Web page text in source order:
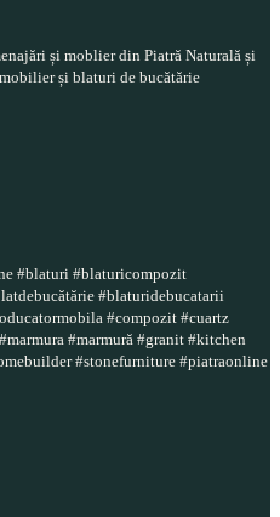
și moblier din Piatră Naturală și
și blaturi de bucătărie
#blaturi #blaturicompozit
#blaturidebucatarii
#compozit #cuartz
#marmură #granit #kitchen
#stonefurniture #piatraonline